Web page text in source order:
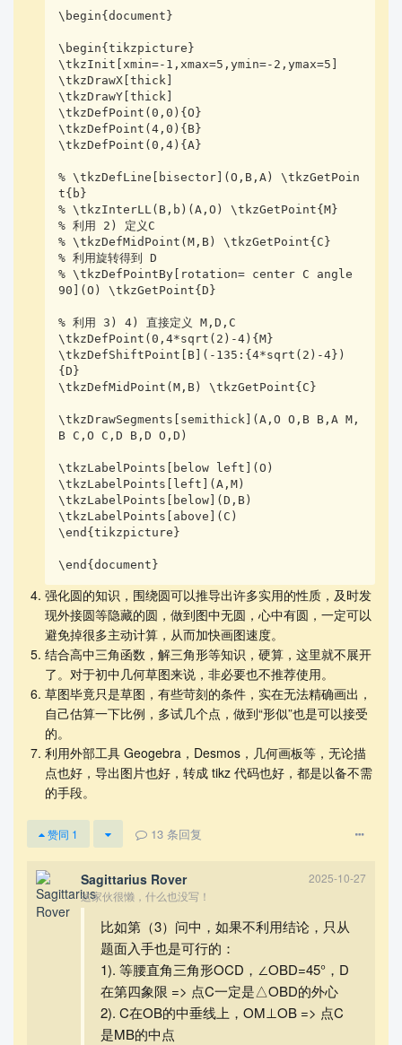
\begin{document}
\begin{tikzpicture}
\tkzInit[xmin=-1,xmax=5,ymin=-2,ymax=5]
\tkzDrawX[thick]
\tkzDrawY[thick]
\tkzDefPoint(0,0){O}
\tkzDefPoint(4,0){B}
\tkzDefPoint(0,4){A}
% \tkzDefLine[bisector](O,B,A) \tkzGetPoin
t{b}
% \tkzInterLL(B,b)(A,O) \tkzGetPoint{M}
% 利用 2) 定义C
% \tkzDefMidPoint(M,B) \tkzGetPoint{C}
% 利用旋转得到 D
% \tkzDefPointBy[rotation= center C angle
90](O) \tkzGetPoint{D}
% 利用 3) 4) 直接定义 M,D,C
\tkzDefPoint(0,4*sqrt(2)-4){M}
\tkzDefShiftPoint[B](-135:{4*sqrt(2)-4})
{D}
\tkzDefMidPoint(M,B) \tkzGetPoint{C}
\tkzDrawSegments[semithick](A,O O,B B,A M,
B C,O C,D B,D O,D)
\tkzLabelPoints[below left](O)
\tkzLabelPoints[left](A,M)
\tkzLabelPoints[below](D,B)
\tkzLabelPoints[above](C)
\end{tikzpicture}
\end{document}
强化圆的知识，围绕圆可以推导出许多实用的性质，及时发
现外接圆等隐藏的圆，做到图中无圆，心中有圆，一定可以
避免掉很多主动计算，从而加快画图速度。
结合高中三角函数，解三角形等知识，硬算，这里就不展开
了。对于初中几何草图来说，非必要也不推荐使用。
草图毕竟只是草图，有些苛刻的条件，实在无法精确画出，
自己估算一下比例，多试几个点，做到“形似”也是可以接受
的。
利用外部工具 Geogebra，Desmos，几何画板等，无论描
点也好，导出图片也好，转成 tikz 代码也好，都是以备不需
的手段。
赞同 1 13 条回复
Sagittarius Rover
2025-10-27
这家伙很懒，什么也没写！
比如第（3）问中，如果不利用结论，只从
题面入手也是可行的：
1). 等腰直角三角形OCD，∠OBD=45°，D
在第四象限 => 点C一定是△OBD的外心
2). C在OB的中垂线上，OM⊥OB => 点C
是MB的中点